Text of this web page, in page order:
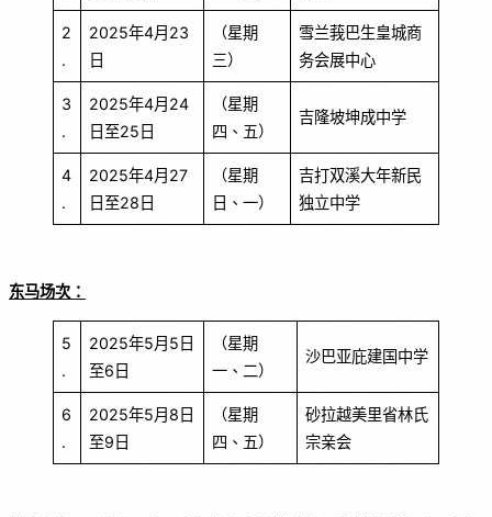
2
.
2025年4月23
日
（星期
三）
雪兰莪巴生皇城商
务会展中心
3
.
2025年4月24
日至25日
（星期
四、五）
吉隆坡坤成中学
4
.
2025年4月27
日至28日
（星期
日、一）
吉打双溪大年新民
独立中学
东马场次：
5
.
2025年5月5日
至6日
（星期
一、二）
沙巴亚庇建国中学
6
.
2025年5月8日
至9日
（星期
四、五）
砂拉越美里省林氏
宗亲会